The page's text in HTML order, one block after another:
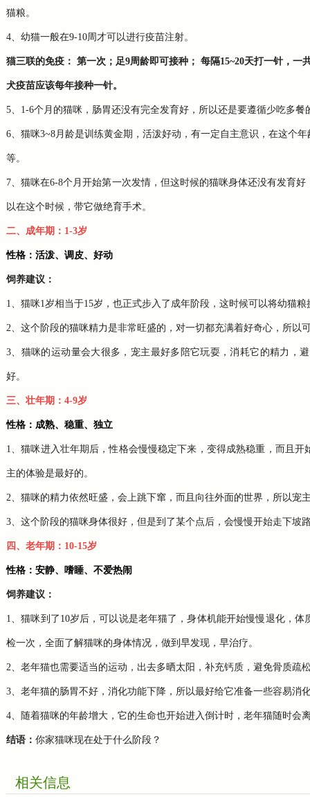
猫粮。
4、幼猫一般在9-10周才可以进行疫苗注射。
猫三联的免疫： 第一次；足9周龄即可接种； 每隔15~20天打一针，
犬疫苗应该每年接种一针。
5、1-6个月的猫咪，肠胃还没有完全发育好，所以还是要遵循少吃多餐
6、猫咪3~8月龄是训练黄金期，活泼好动，有一定自主意识，在这个
等。
7、猫咪在6-8个月开始第一次发情，但这时候的猫咪身体还没有发育
以在这个时候，带它做绝育手术。
二、成年期：1-3岁
性格：活泼、调皮、好动
饲养建议：
1、猫咪1岁相当于15岁，也正式步入了成年阶段，这时候可以将幼猫
2、这个阶段的猫咪精力是非常旺盛的，对一切都充满着好奇心，所以
3、猫咪的运动量会大很多，宠主最好多陪它玩耍，消耗它的精力，
好。
三、壮年期：4-9岁
性格：成熟、稳重、独立
1、猫咪进入壮年期后，性格会慢慢稳定下来，变得成熟稳重，而且
主的体验是最好的。
2、猫咪的精力依然旺盛，会上跳下窜，而且向往外面的世界，所以宠
3、这个阶段的猫咪身体很好，但是到了某个点后，会慢慢开始走下坡
四、老年期：10-15岁
性格：安静、嗜睡、不爱热闹
饲养建议：
1、猫咪到了10岁后，可以说是老年猫了，身体机能开始慢慢退化，
检一次，全面了解猫咪的身体情况，做到早发现，早治疗。
2、老年猫也需要适当的运动，出去多晒太阳，补充钙质，避免骨质疏
3、老年猫的肠胃不好，消化功能下降，所以最好给它准备一些容易消
4、随着猫咪的年龄增大，它的生命也开始进入倒计时，老年猫随时会
结语： 你家猫咪现在处于什么阶段？
相关信息